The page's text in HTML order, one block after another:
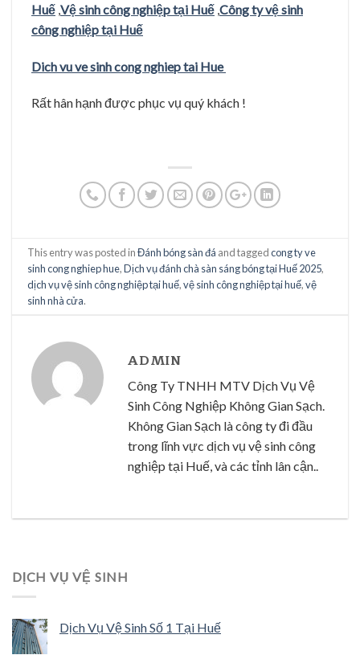
Huế ,Vệ sinh công nghiệp tại Huế ,Công ty vệ sinh
công nghiệp tại Huế
Dich vu ve sinh cong nghiep tai Hue
Rất hân hạnh được phục vụ quý khách !
This entry was posted inĐánh bóng sàn đá and taggedcong ty ve
sinh cong nghiep hue,Dịch vụ đánh chà sàn sáng bóng tại Huế 2025,
dịch vụ vệ sinh công nghiệp tại huế,vệ sinh công nghiệp tại huế,vệ
sinh nhà cửa.
ADMIN
Công Ty TNHH MTV Dịch Vụ Vệ
Sinh Công Nghiệp Không Gian Sạch.
Không Gian Sạch là công ty đi đầu
trong lĩnh vực dịch vụ vệ sinh công
nghiệp tại Huế, và các tỉnh lân cận..
DỊCH VỤ VỆ SINH
Dịch Vụ Vệ Sinh Số 1 Tại Huế